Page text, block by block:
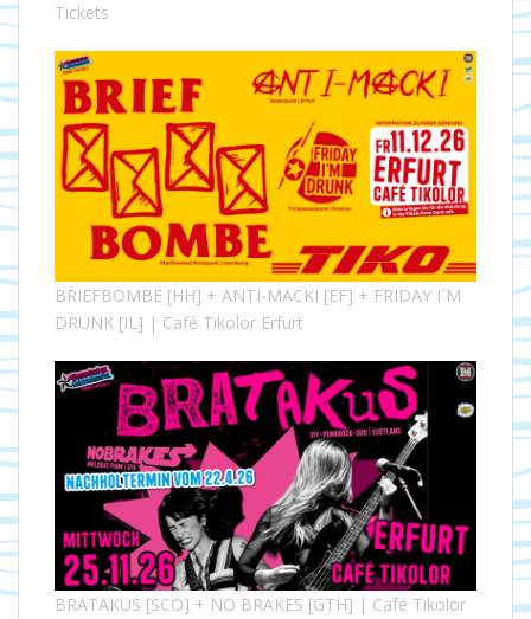
Tickets
BRIEFBOMBE [HH] + ANTI-MACKI [EF] + FRIDAY I´M
DRUNK [IL] | Café Tikolor Erfurt
BRATAKUS [SCO] + NO BRAKES [GTH] | Café Tikolor